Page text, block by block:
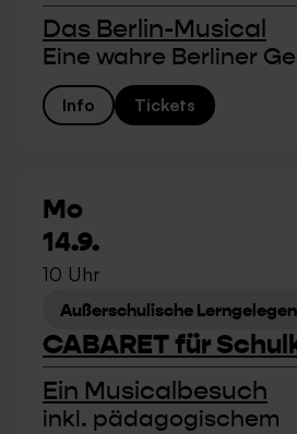
Das Berlin-Musical
Eine wahre Berliner
Info Tickets
Mo
14.9.
10 Uhr
Außerschulische
CABARET für
Ein Musicalbesuch
inkl. pädagogischem